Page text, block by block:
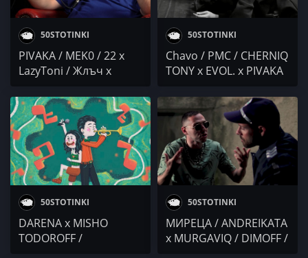
50STOTINKI
PIVAKA / MEK0 / 22 x
LazyToni / Жлъч x
SkilleR
50STOTINKI
Chavo / PMC / CHERNIQ
TONY x EVOL. x PIVAKA
GERATA & NRG D /
Mind Trips @
Musicology
50STOTINKI
DARENA x MISHO
TODOROFF /
50STOTINKI
МИРЕЦА / ANDREIKATA
x MURGAVIQ / DIMOFF /